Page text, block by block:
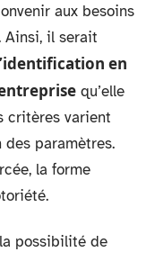
aux besoins
Ainsi, il serait
en
qu’elle
critères varient
des paramètres.
la forme
possibilité de